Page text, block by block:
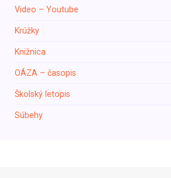
Video – Youtube
Krúžky
Knižnica
ОÁZA – časopis
Školský letopis
Súbehy